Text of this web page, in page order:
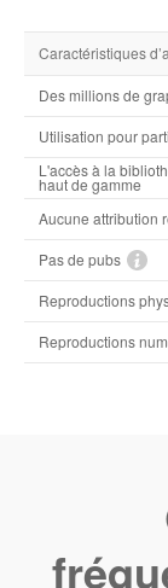
Caractéristiques
Des millions de
Utilisation pour
L'accès à la
haut de gamme
Aucune attribution
Pas de pubs
Reproductions
Reproductions